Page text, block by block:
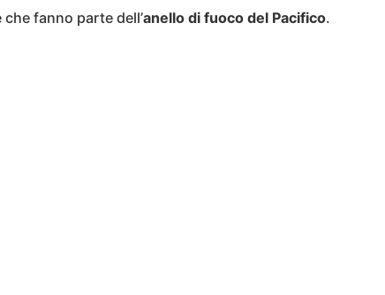
fanno parte dell’anello di fuoco del Pacifico.